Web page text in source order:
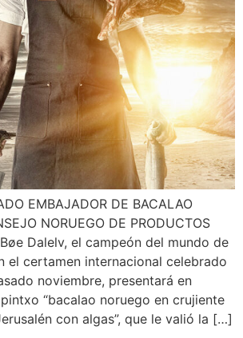
EMBAJADOR DE BACALAO
NORUEGO DE PRODUCTOS
Dalelv, el campeón del mundo de
el certamen internacional celebrado
noviembre, presentará en
“bacalao noruego en crujiente
con algas”, que le valió la […]